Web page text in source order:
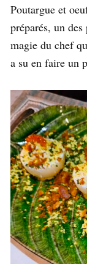
Poutargue et
préparés, un
magie du chef
a su en faire un